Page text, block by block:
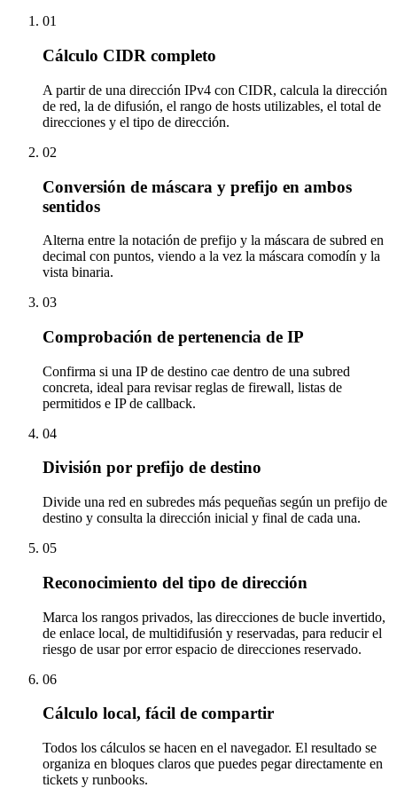
01
Cálculo CIDR completo
A partir de una dirección IPv4 con CIDR, calcula la dirección
de red, la de difusión, el rango de hosts utilizables, el total de
direcciones y el tipo de dirección.
02
Conversión de máscara y prefijo en ambos
sentidos
Alterna entre la notación de prefijo y la máscara de subred en
decimal con puntos, viendo a la vez la máscara comodín y la
vista binaria.
03
Comprobación de pertenencia de IP
Confirma si una IP de destino cae dentro de una subred
concreta, ideal para revisar reglas de firewall, listas de
permitidos e IP de callback.
04
División por prefijo de destino
Divide una red en subredes más pequeñas según un prefijo de
destino y consulta la dirección inicial y final de cada una.
05
Reconocimiento del tipo de dirección
Marca los rangos privados, las direcciones de bucle invertido,
de enlace local, de multidifusión y reservadas, para reducir el
riesgo de usar por error espacio de direcciones reservado.
06
Cálculo local, fácil de compartir
Todos los cálculos se hacen en el navegador. El resultado se
organiza en bloques claros que puedes pegar directamente en
tickets y runbooks.